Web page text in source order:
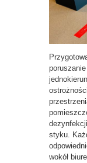
styku.
wokół